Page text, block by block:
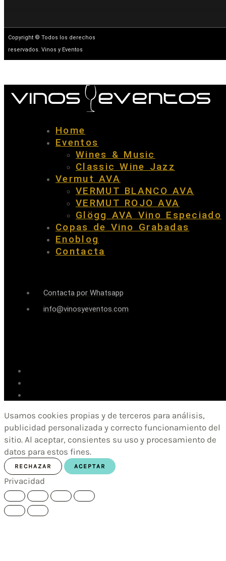
Copyright © Todos los derechos
reservados. Vinos y Eventos
Home
Eventos
Wines & Music
Classic Wine Jazz
Vermut AVA
VERMUT BLANCO AVA
VERMUT ROJO AVA
Glögg AVA Vino Especiado
Copas de Vino Grabadas
Enoblog
Contacta
Contacta por Whatsapp
info@vinosyeventos.com
Usamos cookies propias y de terceros para análisis,
publicidad personalizada y correcto funcionamiento del
sitio. Al aceptar, consientes su uso y procesamiento de
datos para estos fines.
RECHAZAR ACEPTAR
Privacidad